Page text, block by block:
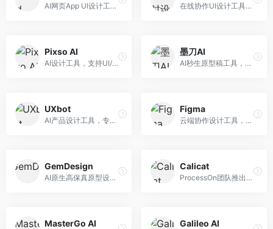
AI网页App UI设计工具，专注于快速界面生成。面向产品经理和设计师，提供线框图转UI、界面生成、设计优化等服务，设计速度快。 在线协作UI设计工具，整合AI设计功能。面向设计师和产品团队，提供界面设计、原型制作、设计资源库等服务，国产协作设计平台。
Pixso AI
AI设计工具，支持UI/UX设计全流程。面向设计师和产品团队，提供界面生成、设计优化、协作评审等服务，国产替代方案，团队协作便捷。
墨刀AI
AI秒生原型稿工具，专注于快速原型设计。面向产品经理和设计师，提供原型生成、交互设计、团队协作等服务，原型制作效率高。
UXbot
AI产品设计工具，专注于用户体验优化。面向UX设计师，提供用户研究、设计建议、可用性测试等服务，UX设计支持完善。
Figma
云端协作设计工具，整合AI设计辅助功能。面向UI/UX设计师和产品团队，提供界面设计、原型制作、团队协作等服务，协作功能强大，是UI设计领域的标杆产品。
GemDesign
AI原生高保真原型设计工具，专注于智能设计生成。面向设计师，提供界面生成、设计优化、原型制作等服务，设计自动化程度高。
Calicat
ProcessOn团队推出的产设研协作平台，整合设计与协作功能。面向产品团队，提供设计协作、文档管理、团队沟通等服务，产研协作便捷。
MasterGo AI Galileo AI